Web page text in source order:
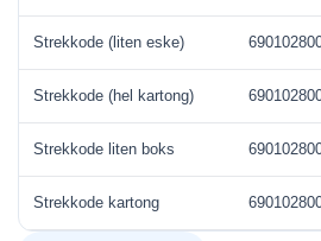
Strekkode (liten eske)
Strekkode (hel kartong)
Strekkode liten boks
Strekkode kartong